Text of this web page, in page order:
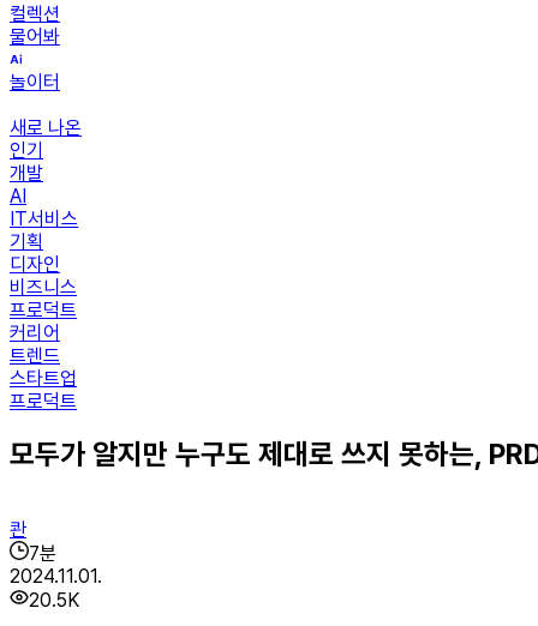
컬렉션
물어봐
놀이터
새로 나온
인기
개발
AI
IT서비스
기획
디자인
비즈니스
프로덕트
커리어
트렌드
스타트업
프로덕트
모두가 알지만 누구도 제대로 쓰지 못하는,
콴
7분
2024.11.01.
20.5K